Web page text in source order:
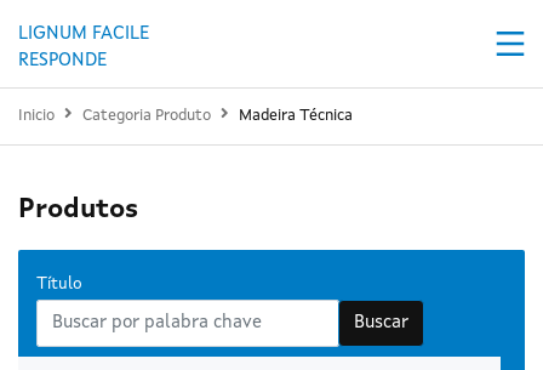
LIGNUM FACILE
RESPONDE
Inicio Categoria Produto Madeira Técnica
Produtos
Título
Buscar